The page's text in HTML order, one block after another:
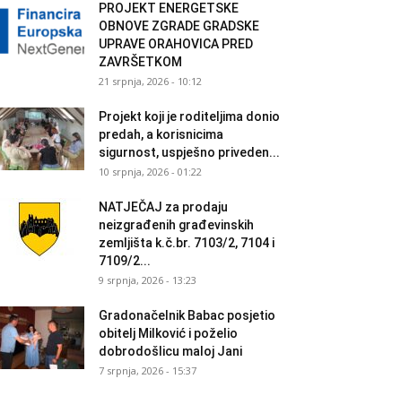
PROJEKT ENERGETSKE
OBNOVE ZGRADE GRADSKE
UPRAVE ORAHOVICA PRED
ZAVRŠETKOM
21 srpnja, 2026 - 10:12
Projekt koji je roditeljima donio
predah, a korisnicima
sigurnost, uspješno priveden...
10 srpnja, 2026 - 01:22
NATJEČAJ za prodaju
neizgrađenih građevinskih
zemljišta k.č.br. 7103/2, 7104 i
7109/2...
9 srpnja, 2026 - 13:23
Gradonačelnik Babac posjetio
obitelj Milković i poželio
dobrodošlicu maloj Jani
7 srpnja, 2026 - 15:37